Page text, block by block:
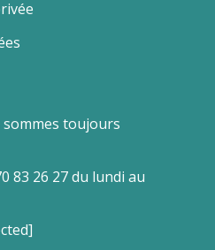
toujours
83 26 27 du lundi au